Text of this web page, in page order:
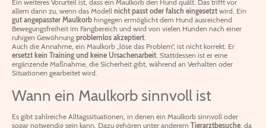
Ein weiteres Vorurteil ist, dass ein Maulkorb den Hund quält. Das trifft vor
allem dann zu, wenn das Modell nicht passt oder falsch eingesetzt wird. Ein
gut angepasster Maulkorb hingegen ermöglicht dem Hund ausreichend
Bewegungsfreiheit im Fangbereich und wird von vielen Hunden nach einer
ruhigen Gewöhnung problemlos akzeptiert.
Auch die Annahme, ein Maulkorb „löse das Problem“, ist nicht korrekt. Er
ersetzt kein Training und keine Ursachenarbeit. Stattdessen ist er eine
ergänzende Maßnahme, die Sicherheit gibt, während an Verhalten oder
Situationen gearbeitet wird.
Es gibt zahlreiche Alltagssituationen, in denen ein Maulkorb sinnvoll oder
sogar notwendig sein kann. Dazu gehören unter anderem Tierarztbesuche, da
Wann ein Maulkorb sinnvoll ist